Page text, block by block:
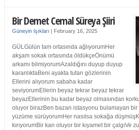
Bir Demet Cemal Süreya Şiiri
Güneyin Işıkları | February 16, 2025
GÜLGülün tam ortasında ağlıyorumHer
akşam sokak ortasında öldükçeÖnümü
arkamı bilmiyorumAzaldığını duyup duyup
karanlıktaBeni ayakta tutan gözlerinin
Ellerini alıyorum sabaha kadar
seviyorumEllerin beyaz tekrar beyaz tekrar
beyazEllerinin bu kadar beyaz olmasından
oluyor birazBen bazan istasyonu bulamayan bir
yüzüme sürüyorumHer nasılsa sokağa
kırıyorumBir kan oluyor bir kıyamet bir çalgıVe